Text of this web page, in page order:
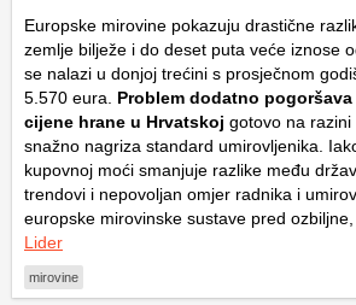
Europske mirovine pokazuju drastične
zemlje bilježe i do deset puta veće iznose
se nalazi u donjoj trećini s prosječnom
5.570 eura. Problem dodatno
cijene hrane u Hrvatskoj gotovo na
snažno nagriza standard umirovljenika.
kupovnoj moći smanjuje razlike među
trendovi i nepovoljan omjer radnika i
europske mirovinske sustave pred
Lider
mirovine